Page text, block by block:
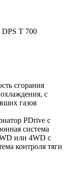
DPS T 700
сгорания
с
газов
PDrive с
система
или 4WD с
контроля тяги